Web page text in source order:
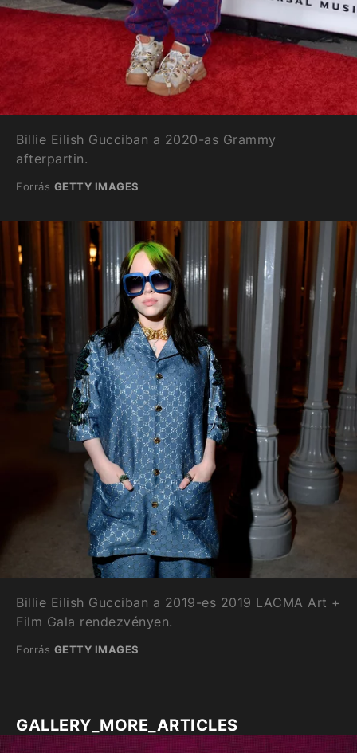
Billie Eilish Gucciban a 2020-as Grammy
afterpartin.
Forrás GETTY IMAGES
Billie Eilish Gucciban a 2019-es 2019 LACMA Art +
Film Gala rendezvényen.
Forrás GETTY IMAGES
GALLERY_MORE_ARTICLES